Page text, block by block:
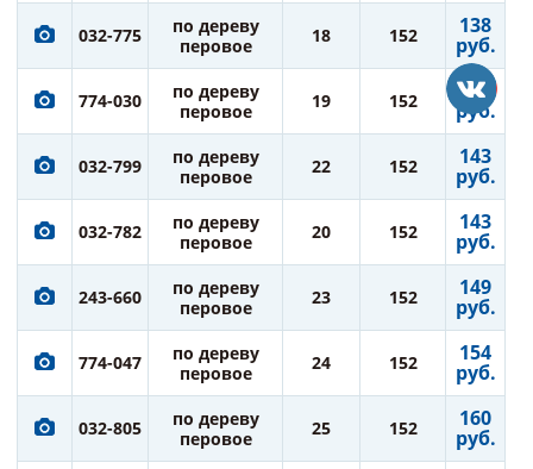
032-775
по дереву
перовое
18 152 138
руб.
774-030
по дереву
перовое
19 152 138
руб.
032-799
по дереву
перовое
22 152 143
руб.
032-782
по дереву
перовое
20 152 143
руб.
243-660
по дереву
перовое
23 152 149
руб.
774-047
по дереву
перовое
24 152 154
руб.
032-805
по дереву
перовое
25 152 160
руб.